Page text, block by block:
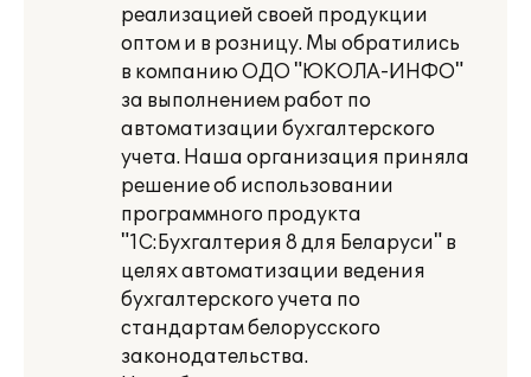
реализацией своей продукции
оптом и в розницу. Мы обратились
в компанию ОДО "ЮКОЛА-ИНФО"
за выполнением работ по
автоматизации бухгалтерского
учета. Наша организация приняла
решение об использовании
программного продукта
"1С:Бухгалтерия 8 для Беларуси" в
целях автоматизации ведения
бухгалтерского учета по
стандартам белорусского
законодательства.